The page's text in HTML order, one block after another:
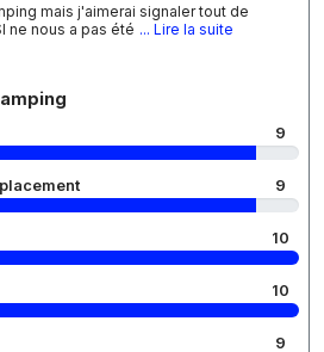
mais j'aimerai signaler tout de
ne nous a pas été ... Lire la suite
9
9
10
10
9